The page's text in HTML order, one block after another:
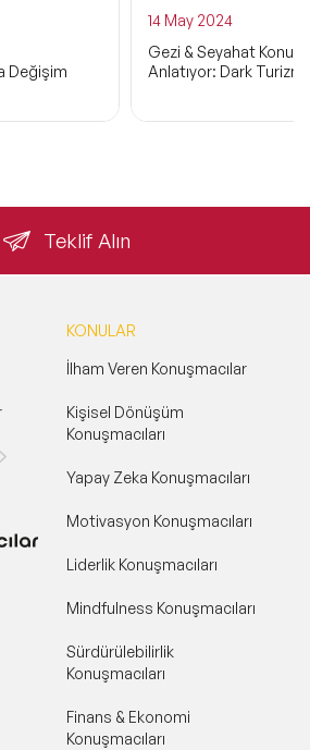
Değişim
14 May 2024
Gezi & Seyahat
Anlatıyor: Dark Turizm
Teklif Alın
KONULAR
İlham Veren Konuşmacılar
Kişisel Dönüşüm
Konuşmacıları
Yapay Zeka Konuşmacıları
Motivasyon Konuşmacıları
Liderlik Konuşmacıları
Mindfulness Konuşmacıları
Sürdürülebilirlik
Konuşmacıları
Finans & Ekonomi
Konuşmacıları